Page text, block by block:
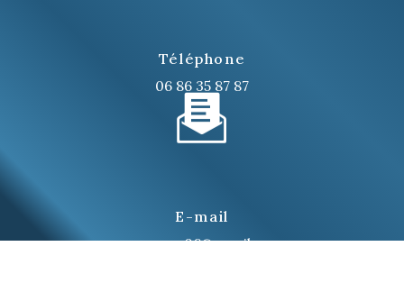
Téléphone
06 86 35 87 87
E-mail
renovera06@gmail.com